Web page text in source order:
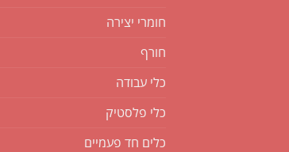
חומרי יצירה
חורף
כלי עבודה
כלי פלסטיק
כלים חד פעמיים